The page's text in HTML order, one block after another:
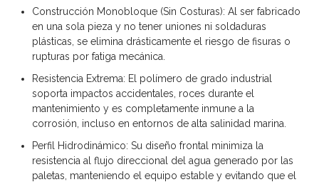
Construcción Monobloque (Sin Costuras): Al ser fabricado
en una sola pieza y no tener uniones ni soldaduras
plásticas, se elimina drásticamente el riesgo de fisuras o
rupturas por fatiga mecánica.
Resistencia Extrema: El polímero de grado industrial
soporta impactos accidentales, roces durante el
mantenimiento y es completamente inmune a la
corrosión, incluso en entornos de alta salinidad marina.
Perfil Hidrodinámico: Su diseño frontal minimiza la
resistencia al flujo direccional del agua generado por las
paletas, manteniendo el equipo estable y evitando que el